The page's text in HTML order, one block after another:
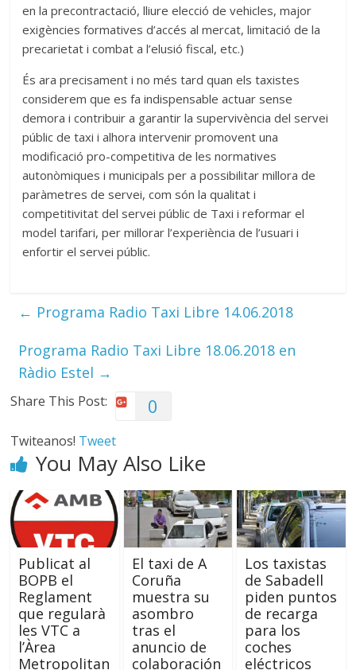
en la precontractació, lliure elecció de vehicles, major
exigències formatives d’accés al mercat, limitació de la
precarietat i combat a l’elusió fiscal, etc.)
És ara precisament i no més tard quan els taxistes
considerem que es fa indispensable actuar sense
demora i contribuir a garantir la supervivència del servei
públic de taxi i alhora intervenir promovent una
modificació pro-competitiva de les normatives
autonòmiques i municipals per a possibilitar millora de
paràmetres de servei, com són la qualitat i
competitivitat del servei públic de Taxi i reformar el
model tarifari, per millorar l’experiència de l’usuari i
enfortir el servei públic.
← Programa Radio Taxi Libre 14.06.2018
Programa Radio Taxi Libre 18.06.2018 en
Ràdio Estel →
Share This Post: 0
Twiteanos! Tweet
You May Also Like
Publicat al
BOPB el
Reglament
que regularà
les VTC a
l’Àrea
Metropolitan
El taxi de A
Coruña
muestra su
asombro
tras el
anuncio de
colaboración
Los taxistas
de Sabadell
piden puntos
de recarga
para los
coches
eléctricos